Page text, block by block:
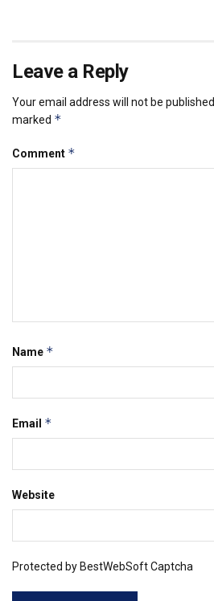
Leave a Reply
Your email address will not be published.
marked *
Comment *
Name *
Email *
Website
Protected by BestWebSoft Captcha